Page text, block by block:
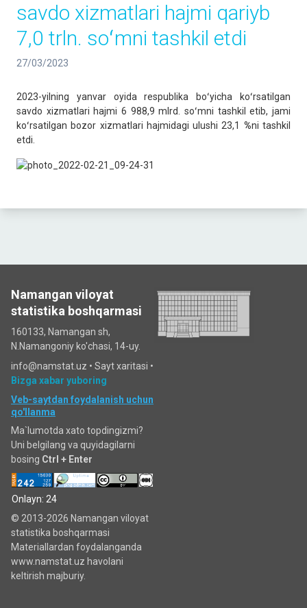
savdo xizmatlari hajmi qariyb
7,0 trln. soʻmni tashkil etdi
27/03/2023
2023-yilning yanvar oyida respublika boʻyicha koʻrsatilgan
savdo xizmatlari hajmi 6 988,9 mlrd. soʻmni tashkil etib, jami
koʻrsatilgan bozor xizmatlari hajmidagi ulushi 23,1 %ni tashkil
etdi.
Namangan viloyat
statistika boshqarmasi
160133, Namangan sh,
N.Namangoniy ko'chasi, 14-uy.
info@namstat.uz • Sayt xaritasi •
Bizga xabar yuboring
Veb-saytdan foydalanish uchun
qo'llanma
Ma`lumotda xato topdingizmi?
Uni belgilang va quyidagilarni
bosing Ctrl + Enter
Onlayn: 24
© 2013-2026 Namangan viloyat
statistika boshqarmasi
Materiallardan foydalanganda
www.namstat.uz havolani
keltirish majburiy.